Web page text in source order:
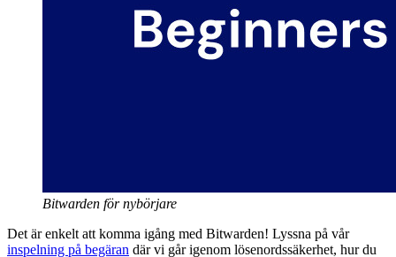
Bitwarden för nybörjare
Det är enkelt att komma igång med Bitwarden! Lyssna på vår
inspelning på begäran där vi går igenom lösenordssäkerhet, hur du